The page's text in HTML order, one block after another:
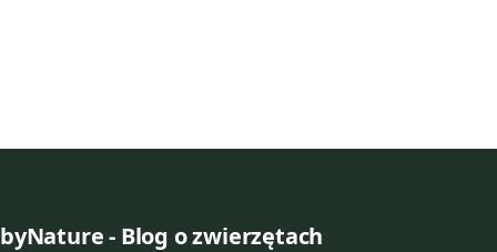
byNature - Blog o zwierzętach